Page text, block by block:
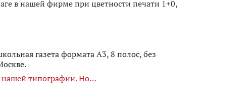
в нашей фирме при цветности печати 1+0,
газета формата А3, 8 полос, без
нашей типографии. Но